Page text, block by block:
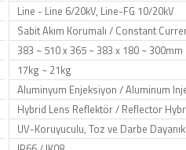
Line - Line 6/20kV, Line-FG 10/20kV
Sabit Akım Korumalı / Constant
383 ~ 510 x 365 ~ 383 x 180 ~ 300mm
17kg ~ 21kg
Aluminyum Enjeksiyon / Aluminum
Hybrid Lens Reflektör / Reflector
UV-Koruyuculu, Toz ve Darbe